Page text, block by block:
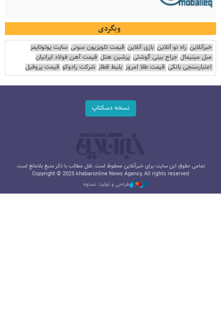
وبگردی
خبرآنلاین راه نو آنلاین بازی آنلاین قیمت تلویزیون سونی سایت یوتوتایمز
مبل مینیمال جراح بینی گوشتی پرشین هتل قیمت آهن فولاد ایرانیان
اعتبارسنجی بانکی قیمت طلا امروز بلیط قطار شرکت رادوکو قیمت پروفیل
نسخه دسکتاپ
تمامی حقوق این سایت برای خبرآنلاین محفوظ است. نقل مطالب با ذکر منبع بلامانع است.
Copyright © 2025 khabaronline News Agancy, All rights reserved
طراحی و تولید: نستوه